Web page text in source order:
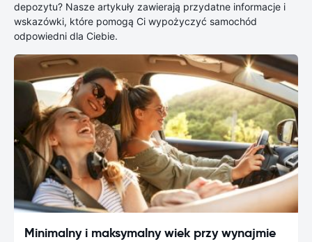
depozytu? Nasze artykuły zawierają przydatne informacje i
wskazówki, które pomogą Ci wypożyczyć samochód
odpowiedni dla Ciebie.
Minimalny i maksymalny wiek przy wynajmie